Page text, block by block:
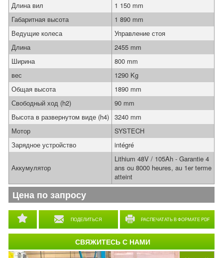
ПОДЕЛИТЬСЯ РАСПЕЧАТАТЬ В ФОРМАТЕ PDF
Длина вил
1 150 mm
Габаритная высота
1 890 mm
Ведущие колеса
Управление стоя
Длина
2455 mm
Ширина
800 mm
вес
1290 Kg
Общая высота
1890 mm
Свободный ход (h2)
90 mm
Высота в развернутом виде (h4) 3240 mm
Мотор
SYSTECH
Зарядное устройство
intégré
Аккумулятор
Lithium 48V / 105Ah - Garantie 4
ans ou 8000 heures, au 1er terme
atteint
Цена по запросу
СВЯЖИТЕСЬ С НАМИ